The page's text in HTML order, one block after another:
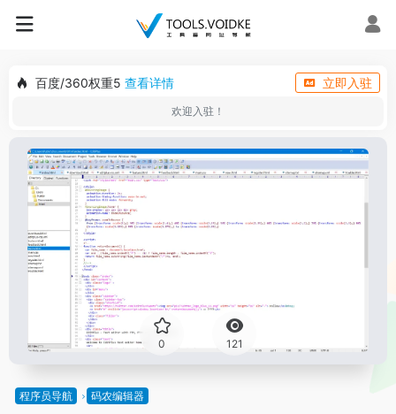
百度/360权重5 查看详情 立即入驻
欢迎入驻！
0 121
程序员导航 码农编辑器